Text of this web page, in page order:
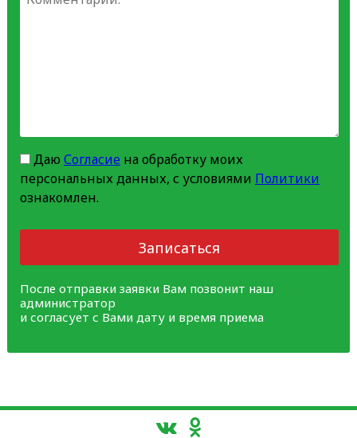
Даю Согласиена обработку моих
персональных данных, с условиями Политики
ознакомлен.
Записаться
После отправки заявки Вам позвонит наш
администратор
и согласует с Вами дату и время приема